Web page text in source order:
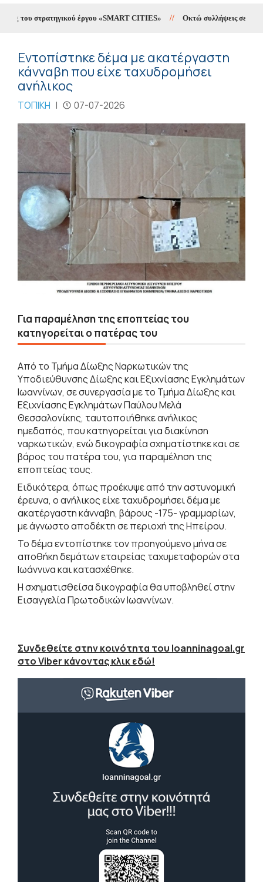
του στρατηγικού έργου «SMART CITIES» // Οκτώ συλλήψεις σε δέκα
Εντοπίστηκε δέμα με ακατέργαστη
κάνναβη που είχε ταχυδρομήσει
ανήλικος
ΤΟΠΙΚΗ | 07-07-2026
Για παραμέληση της εποπτείας του
κατηγορείται ο πατέρας του
Από το Τμήμα Δίωξης Ναρκωτικών της
Υποδιεύθυνσης Δίωξης και Εξιχνίασης Εγκλημάτων
Ιωαννίνων, σε συνεργασία με το Τμήμα Δίωξης και
Εξιχνίασης Εγκλημάτων Παύλου Μελά
Θεσσαλονίκης, ταυτοποιήθηκε ανήλικος
ημεδαπός, που κατηγορείται για διακίνηση
ναρκωτικών, ενώ δικογραφία σχηματίστηκε και σε
βάρος του πατέρα του, για παραμέληση της
εποπτείας τους.
Ειδικότερα, όπως προέκυψε από την αστυνομική
έρευνα, ο ανήλικος είχε ταχυδρομήσει δέμα με
ακατέργαστη κάνναβη, βάρους -175- γραμμαρίων,
με άγνωστο αποδέκτη σε περιοχή της Ηπείρου.
Το δέμα εντοπίστηκε τον προηγούμενο μήνα σε
αποθήκη δεμάτων εταιρείας ταχυμεταφορών στα
Ιωάννινα και κατασχέθηκε.
Η σχηματισθείσα δικογραφία θα υποβληθεί στην
Εισαγγελία Πρωτοδικών Ιωαννίνων.
Συνδεθείτε στην κοινότητα του Ioanninagoal.gr
στο Viber κάνοντας κλικ εδώ!